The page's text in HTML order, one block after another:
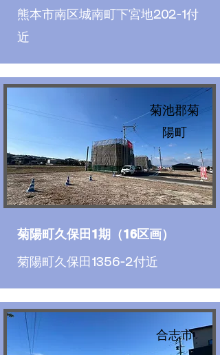
熊本市南区城南町下宮地202-1付
近
菊池郡菊
陽町
菊陽町久保田1期（16区画）
菊陽町久保田1356-2付近
合志市